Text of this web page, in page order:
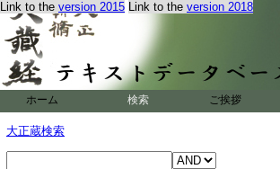
Link to the version 2015 Link to the version 2018
ホーム 検索 ご挨拶
大正蔵検索